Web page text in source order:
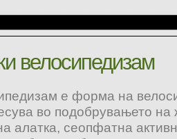
велосипедизам
е форма на
во подобрувањето на
алатка, сеопфатна